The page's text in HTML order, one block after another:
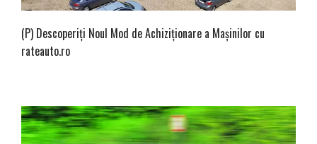
(P) Descoperiți Noul Mod de Achiziționare a Mașinilor cu
rateauto.ro